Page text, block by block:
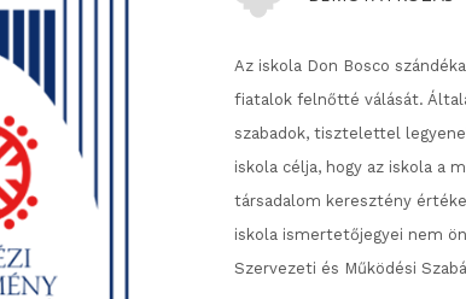
Az iskola Don Bosco
fiatalok felnőtté válását.
szabadok, tisztelettel
iskola célja, hogy az iskola a
társadalom keresztény
iskola ismertetőjegyei nem
Szervezeti és Működési